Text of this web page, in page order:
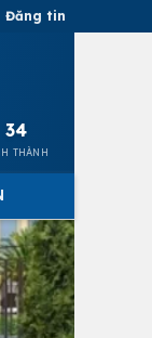
Đăng tin
34
THÀNH